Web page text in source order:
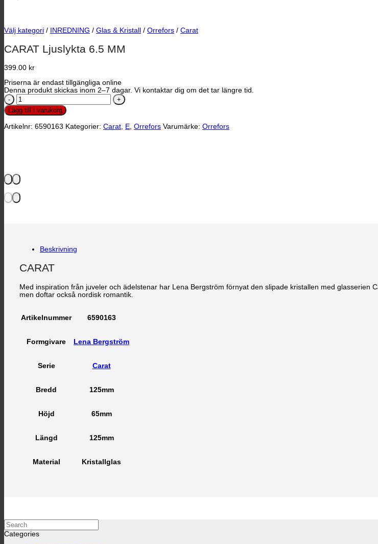
Välj kategori / INREDNING / Glas & Kristall / Orrefors / Carat
CARAT Ljuslykta 6.5 MM
399.00 kr
Priserna är endast tillgängliga online
Denna produkt skickas inom 2–7 dagar. Vi kontaktar dig om det tar längre tid.
CARAT
Ljuslykta
6.5
mängd
Lägg till i varukorg
Artikelnr: 6590163 Kategorier: Carat E Orrefors Varumärke: Orrefors
Beskrivning
CARAT
Med inspiration från juveler och ädelstenar har Lena Bergström förnyat den slipade kristallen med glasserien
men doftar också nordisk romantik.
Artikelnummer 6590163
Formgivare Lena Bergström
Serie Carat
Bredd 125mm
Höjd 65mm
Längd 125mm
Material Kristallglas
Search
Categories